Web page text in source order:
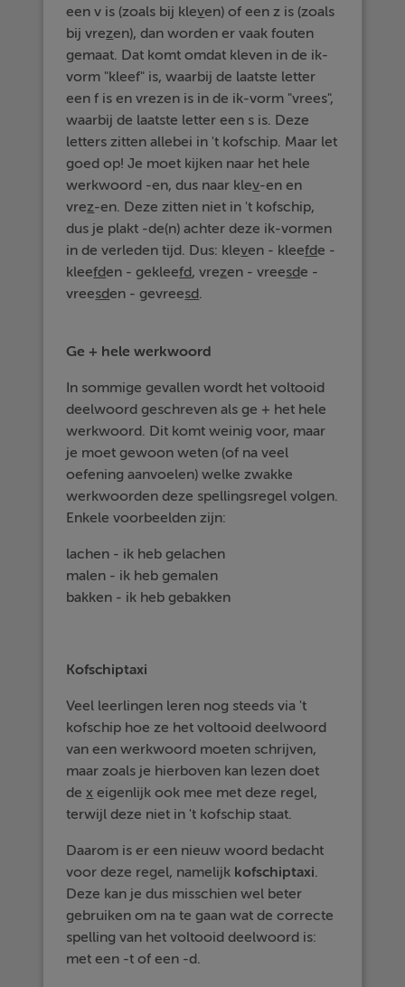
een v is (zoals bij kleven) of een z is (zoals
bij vrezen), dan worden er vaak fouten
gemaat. Dat komt omdat kleven in de ik-
vorm "kleef" is, waarbij de laatste letter
een f is en vrezen is in de ik-vorm "vrees",
waarbij de laatste letter een s is. Deze
letters zitten allebei in 't kofschip. Maar let
goed op! Je moet kijken naar het hele
werkwoord -en, dus naar klev-en en
vrez-en. Deze zitten niet in 't kofschip,
dus je plakt -de(n) achter deze ik-vormen
in de verleden tijd. Dus: kleven - kleefde -
kleefden - gekleefd, vrezen - vreesde -
vreesden - gevreesd.
Ge + hele werkwoord
In sommige gevallen wordt het voltooid
deelwoord geschreven als ge + het hele
werkwoord. Dit komt weinig voor, maar
je moet gewoon weten (of na veel
oefening aanvoelen) welke zwakke
werkwoorden deze spellingsregel volgen.
Enkele voorbeelden zijn:
lachen - ik heb gelachen
malen - ik heb gemalen
bakken - ik heb gebakken
Kofschiptaxi
Veel leerlingen leren nog steeds via 't
kofschip hoe ze het voltooid deelwoord
van een werkwoord moeten schrijven,
maar zoals je hierboven kan lezen doet
dex eigenlijk ook mee met deze regel,
terwijl deze niet in 't kofschip staat.
Daarom is er een nieuw woord bedacht
voor deze regel, namelijk kofschiptaxi.
Deze kan je dus misschien wel beter
gebruiken om na te gaan wat de correcte
spelling van het voltooid deelwoord is:
met een -t of een -d.